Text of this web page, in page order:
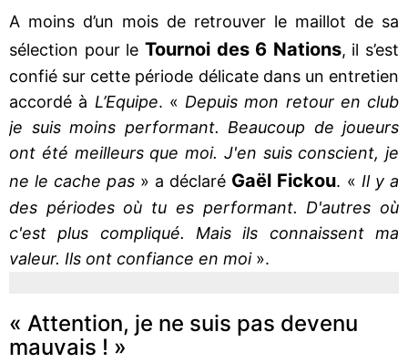
A moins d’un mois de retrouver le maillot de sa
sélection pour le Tournoi des 6 Nations, il s’est
confié sur cette période délicate dans un entretien
accordé à L’Equipe. « Depuis mon retour en club
je suis moins performant. Beaucoup de joueurs
ont été meilleurs que moi. J'en suis conscient, je
ne le cache pas» a déclaré Gaël Fickou. « Il y a
des périodes où tu es performant. D'autres où
c'est plus compliqué. Mais ils connaissent ma
valeur. Ils ont confiance en moi».
« Attention, je ne suis pas devenu
mauvais ! »